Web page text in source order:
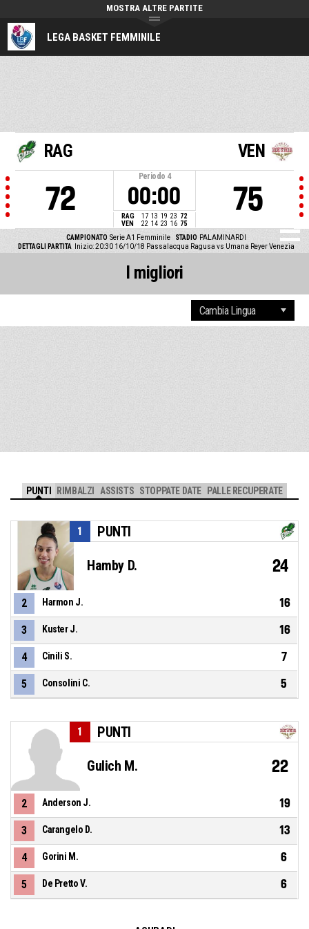
LEGA BASKET FEMMINILE
MOSTRA ALTRE PARTITE
RAG
72
Periodo 4
00:00
RAG 17 13 19 23 72
VEN
22 14 23 16 75
VEN
75
CAMPIONATO Serie A1 Femminile STADIO PALAMINARDI
DETTAGLI PARTITA
Inizio: 20:30 16/10/18 Passalacqua Ragusa vs Umana Reyer Venezia
I migliori
PUNTI RIMBALZI ASSISTS STOPPATE DATE PALLE RECUPERATE
PUNTI
1
Hamby D. 24
2 Harmon J. 16
3 Kuster J. 16
4 Cinili S. 7
5 Consolini C. 5
PUNTI
1
Gulich M. 22
2 Anderson J. 19
3 Carangelo D. 13
4 Gorini M. 6
5 De Pretto V. 6